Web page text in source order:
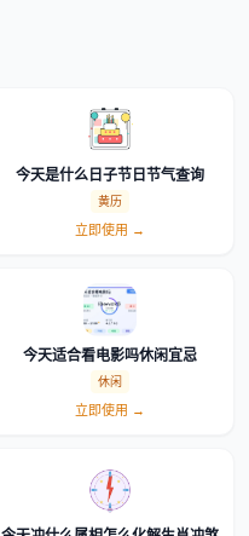
今天是什么日子节日节气查询
黄历
立即使用 →
今天适合看电影吗休闲宜忌
休闲
立即使用 →